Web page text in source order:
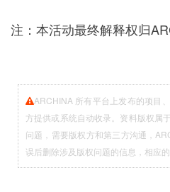
注：本活动最终解释权归
ARCHINA 所有平台上发布的项目
方提供或系统自动收录。资料版权属
问题，需要版权方和第三方沟通，
误后删除涉及版权问题的信息，相应